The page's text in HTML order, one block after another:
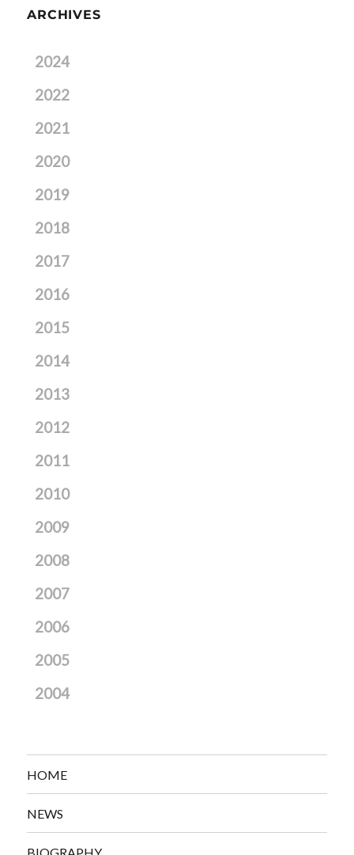
ARCHIVES
2024
2022
2021
2020
2019
2018
2017
2016
2015
2014
2013
2012
2011
2010
2009
2008
2007
2006
2005
2004
HOME
NEWS